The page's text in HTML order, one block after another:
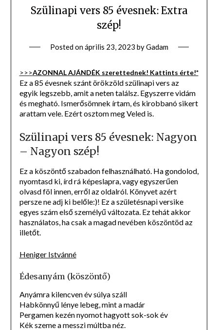
Szülinapi vers 85 évesnek: Extra
szép!
Posted onáprilis 23, 2023 byGadam
>>>AZONNAL AJÁNDÉK szerettednek! Kattints érte!*
Ez a 85 évesnek szánt örökzöld szülinapi vers az
egyik legszebb, amit a neten találsz. Egyszerre vidám
és megható. Ismerősömnek írtam, és kirobbanó sikert
arattam vele. Ezért osztom meg Veled is.
Szülinapi vers 85 évesnek: Nagyon
– Nagyon szép!
Ez a köszöntő szabadon felhasználható. Ha gondolod,
nyomtasd ki, írd rá képeslapra, vagy egyszerűen
olvasd föl innen, erről az oldalról. Könyvet azért
persze ne adj ki belőle:)! Ez a születésnapi versike
egyes szám első személyű változata. Ez tehát akkor
használatos, ha csak a magad nevében köszöntöd az
illetőt.
Heniger Istvánné
Édesanyám (köszöntő)
Anyámra kilencven év súlya száll
Habkönnyű lénye lebeg, mint a madár
Pergamen kezén nyomot hagyott sok-sok év
Kék szeme a messzi múltba néz.